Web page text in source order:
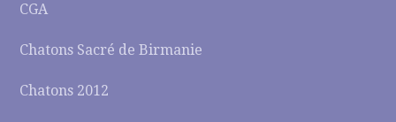
CGA
Chatons Sacré de Birmanie
Chatons 2012